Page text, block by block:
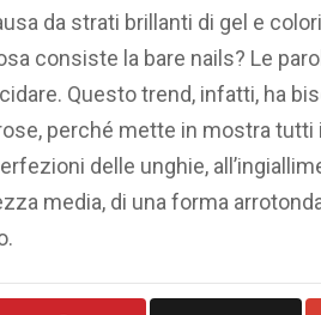
da strati brillanti di gel e colori
consiste la bare nails? Le
Questo trend, infatti, ha
perché mette in mostra tutti
delle unghie,
media, di una forma